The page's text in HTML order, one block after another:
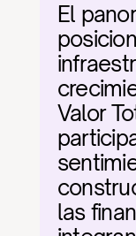
El
Valor
las